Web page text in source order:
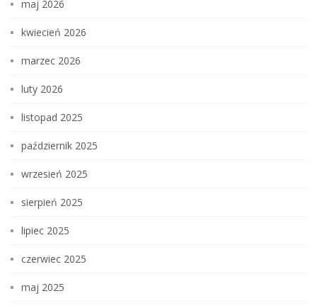
maj 2026
kwiecień 2026
marzec 2026
luty 2026
listopad 2025
październik 2025
wrzesień 2025
sierpień 2025
lipiec 2025
czerwiec 2025
maj 2025